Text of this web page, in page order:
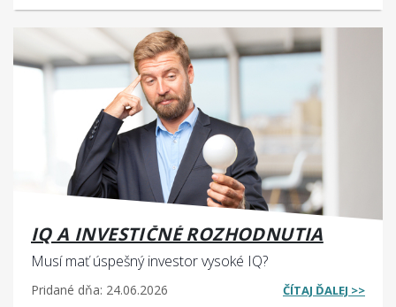
IQ A INVESTIČNÉ ROZHODNUTIA
Musí mať úspešný investor vysoké IQ?
Pridané dňa: 24.06.2026 ČÍTAJ ĎALEJ >>